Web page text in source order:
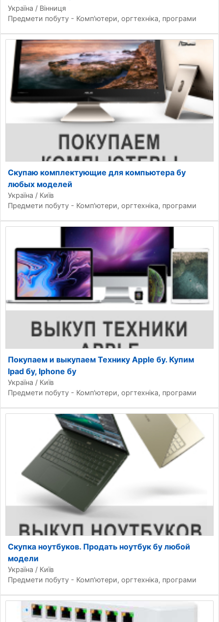
Україна / Вінниця
Предмети побуту - Комп'ютери, оргтехніка, програми
Скупаю комплектующие для компьютера бу
любых моделей
Україна / Київ
Предмети побуту - Комп'ютери, оргтехніка, програми
Покупаем и выкупаем Технику Apple бу. Купим
Ipad бу, Iphone бу
Україна / Київ
Предмети побуту - Комп'ютери, оргтехніка, програми
Скупка ноутбуков. Продать ноутбук бу любой
модели
Україна / Київ
Предмети побуту - Комп'ютери, оргтехніка, програми